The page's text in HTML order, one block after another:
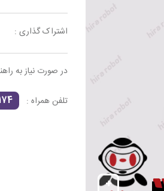
اشتراک گذاری :
در صورت نیاز به
تلفن همراه :